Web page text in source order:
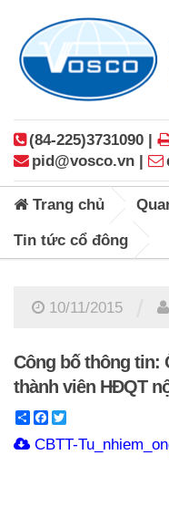
(84-225)3731090 |
pid@vosco.vn |
Trang chủ
Tin tức cổ đông
10/11/2015
Công bố thông tin:
thành viên HĐQT
ShareFacebook
CBTT-